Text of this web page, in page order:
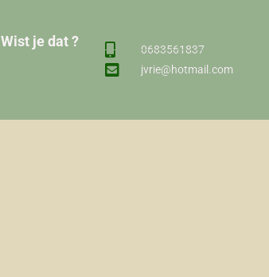
Wist je dat ?
0683561837
jvrie@hotmail.com